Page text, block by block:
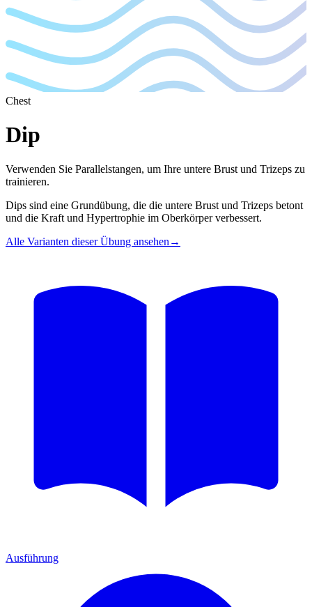
Chest
Dip
Verwenden Sie Parallelstangen, um Ihre untere Brust und Trizeps zu
trainieren.
Dips sind eine Grundübung, die die untere Brust und Trizeps betont
und die Kraft und Hypertrophie im Oberkörper verbessert.
Alle Varianten dieser Übung ansehen →
Ausführung